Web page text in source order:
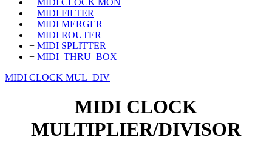
+ MIDI CLOCK MON
+ MIDI FILTER
+ MIDI MERGER
+ MIDI ROUTER
+ MIDI SPLITTER
+ MIDI_THRU_BOX
MIDI CLOCK MUL_DIV
MIDI CLOCK
MULTIPLIER/DIVISOR